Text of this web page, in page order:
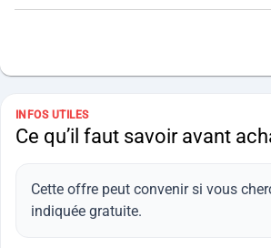
INFOS UTILES
Ce qu’il faut savoir avant
Cette offre peut convenir si vous
indiquée gratuite.